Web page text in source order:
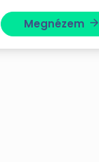
Megnézem arrow_forward